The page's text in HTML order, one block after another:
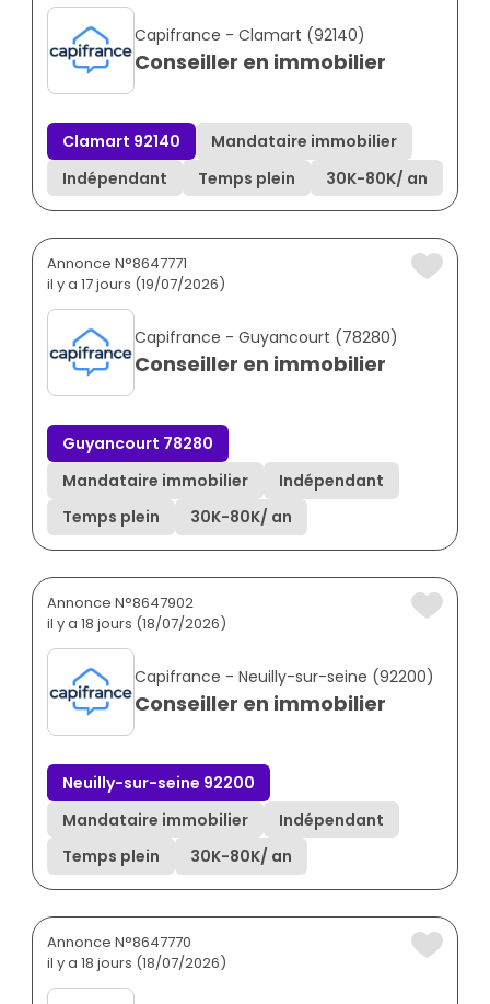
Capifrance - Clamart (92140)
Conseiller en immobilier
Clamart 92140
Mandataire immobilier
Indépendant
Temps plein 30K-80K/ an
Annonce N°8647771
il y a 17 jours (19/07/2026)
Capifrance - Guyancourt (78280)
Conseiller en immobilier
Guyancourt 78280
Mandataire immobilier
Indépendant
Temps plein
30K-80K/ an
Annonce N°8647902
il y a 18 jours (18/07/2026)
Capifrance - Neuilly-sur-seine (92200)
Conseiller en immobilier
Neuilly-sur-seine 92200
Mandataire immobilier
Indépendant
Temps plein
30K-80K/ an
Annonce N°8647770
il y a 18 jours (18/07/2026)